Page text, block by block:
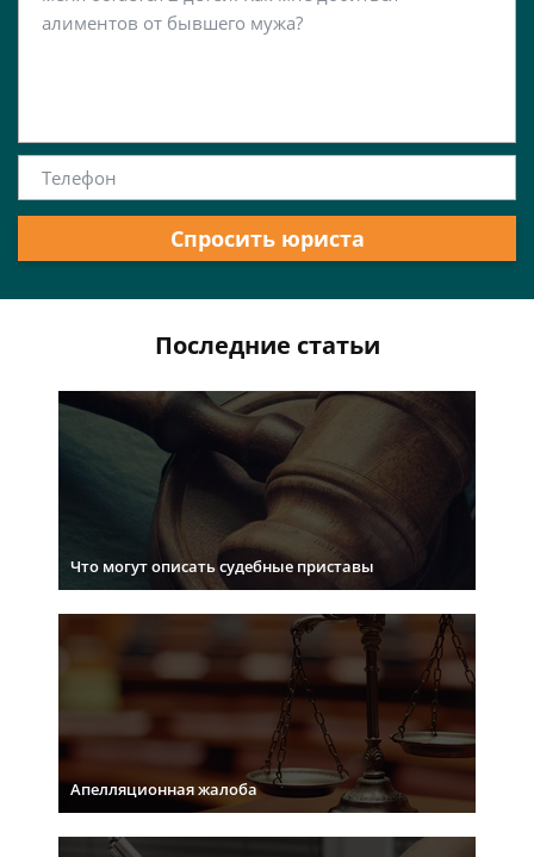
Спросить юриста
Последние статьи
Что могут описать судебные приставы
Апелляционная жалоба